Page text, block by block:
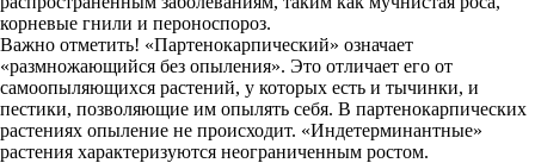
корневые гнили и пероноспороз.
Важно отметить! «Партенокарпический» означает
«размножающийся без опыления». Это отличает его от
самоопыляющихся растений, у которых есть и тычинки, и
пестики, позволяющие им опылять себя. В партенокарпических
растениях опыление не происходит. «Индетерминантные»
растения характеризуются неограниченным ростом.